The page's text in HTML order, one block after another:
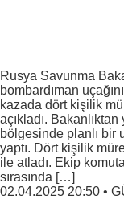
Rusya Savunma
bombardıman
kazada dört kişilik
açıkladı.
bölgesinde planlı bir
yaptı. Dört kişilik
ile atladı. Ekip
sırasında […]
02.04.2025 20:50 •